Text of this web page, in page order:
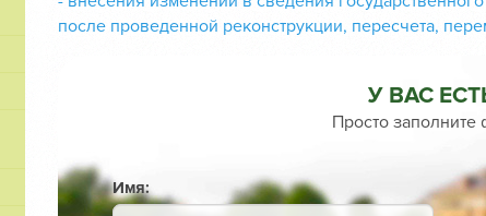
после проведенной реконструкции, пересчета,
У ВАС
Просто заполните
Имя: